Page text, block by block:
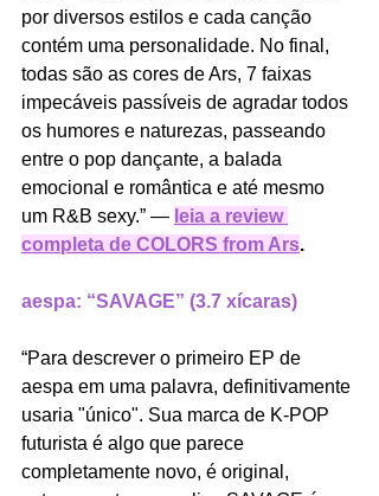
por diversos estilos e cada canção
contém uma personalidade. No final,
todas são as cores de Ars, 7 faixas
impecáveis passíveis de agradar todos
os humores e naturezas, passeando
entre o pop dançante, a balada
emocional e romântica e até mesmo
um R&B sexy.” — leia a review
completa de COLORS from Ars.
aespa: “SAVAGE” (3.7 xícaras)
“Para descrever o primeiro EP de
aespa em uma palavra, definitivamente
usaria "único". Sua marca de K-POP
futurista é algo que parece
completamente novo, é original,